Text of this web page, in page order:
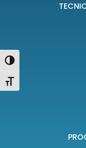
Attiva/disattiva alto
Attiva/disattiva